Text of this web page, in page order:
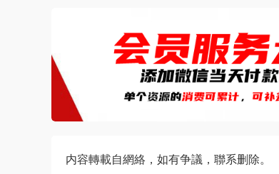
内容轉載自網絡，如有争議，聯系删除。